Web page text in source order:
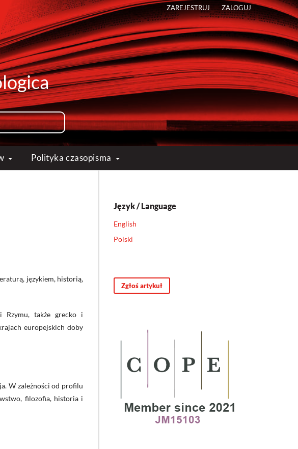
Polityka czasopisma
ZAREJESTRUJ ZALOGUJ
językiem, historią,
Rzymu, także grecko i
europejskich doby
W zależności od profilu
filozofia, historia i
Język / Language
English
Polski
Zgłoś artykuł